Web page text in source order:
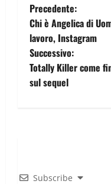
Precedente:
Chi è Angelica di
lavoro, Instagram
Successivo:
Totally Killer come
sul sequel
Subscribe